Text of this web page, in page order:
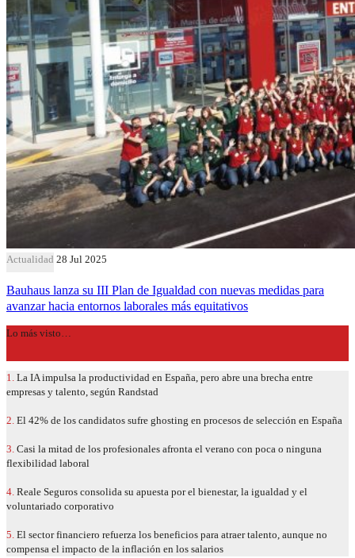
Actualidad 28 Jul 2025
Bauhaus lanza su III Plan de Igualdad con nuevas medidas para
avanzar hacia entornos laborales más equitativos
Lo más visto…
1. La IA impulsa la productividad en España, pero abre una brecha entre
empresas y talento, según Randstad
2. El 42% de los candidatos sufre ghosting en procesos de selección en España
3. Casi la mitad de los profesionales afronta el verano con poca o ninguna
flexibilidad laboral
4. Reale Seguros consolida su apuesta por el bienestar, la igualdad y el
voluntariado corporativo
5. El sector financiero refuerza los beneficios para atraer talento, aunque no
compensa el impacto de la inflación en los salarios